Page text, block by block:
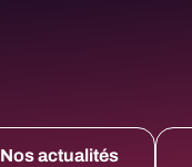
Nos actualités